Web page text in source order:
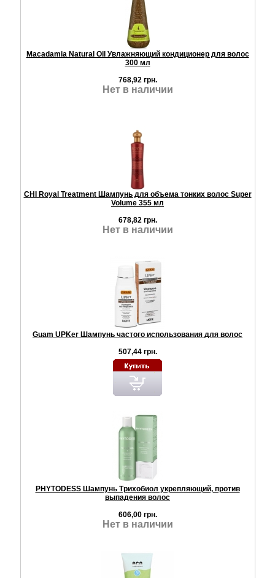
Macadamia Natural Oil Увлажняющий кондиционер для волос
300 мл
768,92 грн.
Нет в наличии
CHI Royal Treatment Шампунь для объема тонких волос Super
Volume 355 мл
678,82 грн.
Нет в наличии
Guam UPKer Шампунь частого использования для волос
507,44 грн.
PHYTODESS Шампунь Трихобиол укрепляющий, против
выпадения волос
606,00 грн.
Нет в наличии